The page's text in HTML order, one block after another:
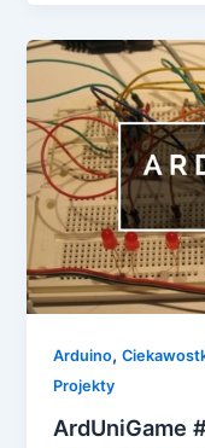
Arduino,
Projekty
ArdUniGame